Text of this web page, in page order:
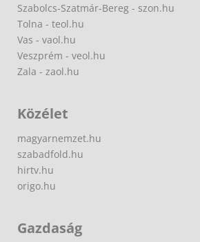
Szabolcs-Szatmár-Bereg - szon.hu
Tolna - teol.hu
Vas - vaol.hu
Veszprém - veol.hu
Zala - zaol.hu
Közélet
magyarnemzet.hu
szabadfold.hu
hirtv.hu
origo.hu
Gazdaság